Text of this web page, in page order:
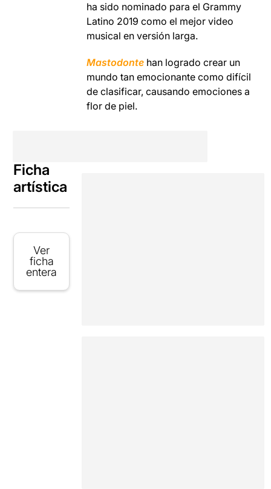
ha sido nominado para el Grammy
Latino 2019 como el mejor video
musical en versión larga.
Mastodonte han logrado crear un
mundo tan emocionante como difícil
de clasificar, causando emociones a
flor de piel.
Ficha
artística
Ver
ficha
entera